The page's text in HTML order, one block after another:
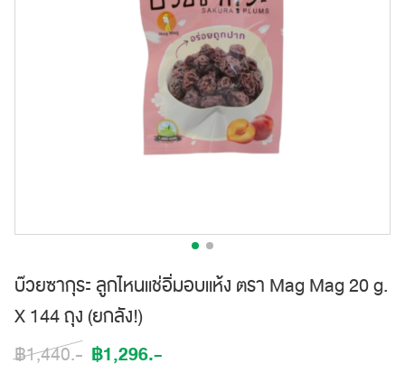
บ๊วยซากุระ ลูกไหนแช่อิ่มอบแห้ง ตรา Mag Mag 20 g.
X 144 ถุง (ยกลัง!)
฿1,440.- ฿1,296.-